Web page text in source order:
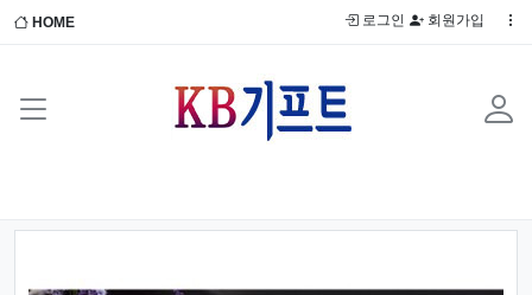
HOME 로그인 회원가입